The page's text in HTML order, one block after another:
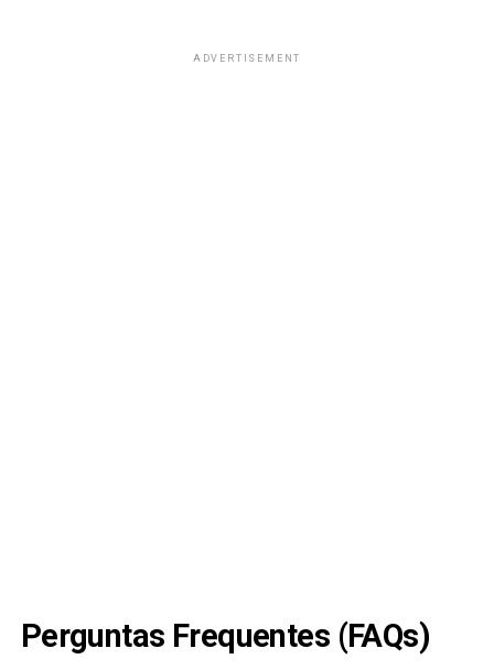
ADVERTISEMENT
Perguntas Frequentes (FAQs)